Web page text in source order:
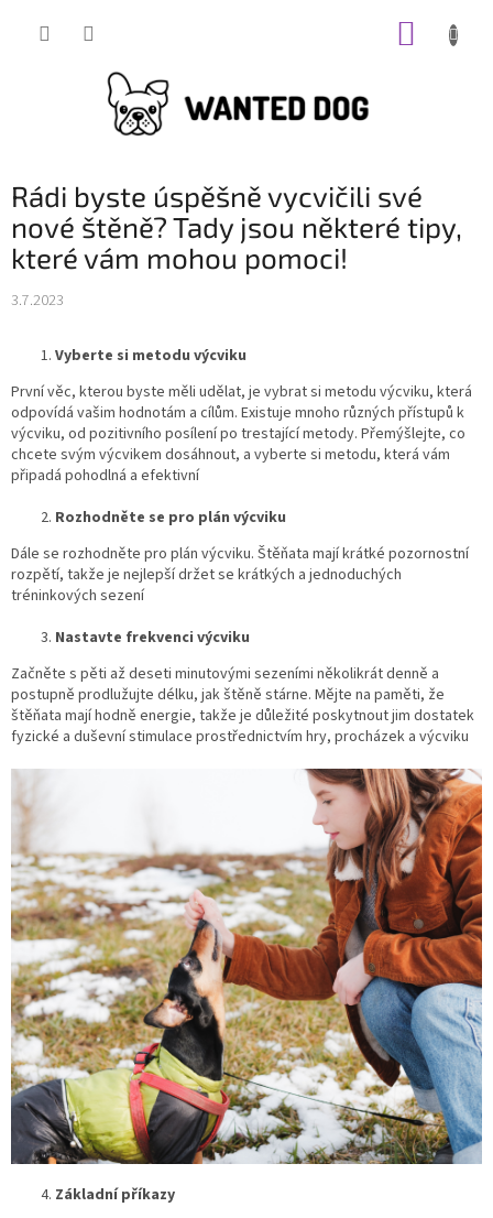
Rádi byste úspěšně vycvičili své
nové štěně? Tady jsou některé tipy,
které vám mohou pomoci!
3.7.2023
Vyberte si metodu výcviku
První věc, kterou byste měli udělat, je vybrat si metodu výcviku, která
odpovídá vašim hodnotám a cílům. Existuje mnoho různých přístupů k
výcviku, od pozitivního posílení po trestající metody. Přemýšlejte, co
chcete svým výcvikem dosáhnout, a vyberte si metodu, která vám
připadá pohodlná a efektivní
Rozhodněte se pro plán výcviku
Dále se rozhodněte pro plán výcviku. Štěňata mají krátké pozornostní
rozpětí, takže je nejlepší držet se krátkých a jednoduchých
tréninkových sezení
Nastavte frekvenci výcviku
Začněte s pěti až deseti minutovými sezeními několikrát denně a
postupně prodlužujte délku, jak štěně stárne. Mějte na paměti, že
štěňata mají hodně energie, takže je důležité poskytnout jim dostatek
fyzické a duševní stimulace prostřednictvím hry, procházek a výcviku
Základní příkazy